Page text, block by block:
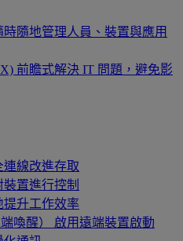
時隨地管理人員、裝置與應用
前瞻式解決 IT 問題，避免影
連線改進存取
裝置進行控制
提升工作效率
喚醒）
啟用遠端裝置啟動